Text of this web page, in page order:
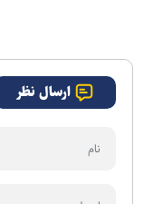
ارسال نظر